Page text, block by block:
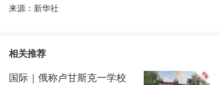
来源：新华社
相关推荐
国际｜俄称卢甘斯克一学校